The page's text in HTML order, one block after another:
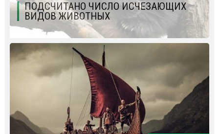
ПОДСЧИТАНО ЧИСЛО ИСЧЕЗАЮЩИХ
ВИДОВ ЖИВОТНЫХ